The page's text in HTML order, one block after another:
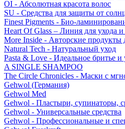
OI - Абсолютная красота волос
SU - Средства для защиты от
Finest Pigments - Био-
Heart Of Glass – Линия для ухода
More Inside - Авторские продукты
Natural Tech - Натуральный уход
Pasta & Love - Идеальное бритье и
A SINGLE SHAMPOO
The Circle Chronicles - Маски с
Gehwol (Германия)
Gehwol Med
Gehwol - Пластыри, супинаторы,
Gehwol - Универсальные средства
Gehwol - Профессиональные и